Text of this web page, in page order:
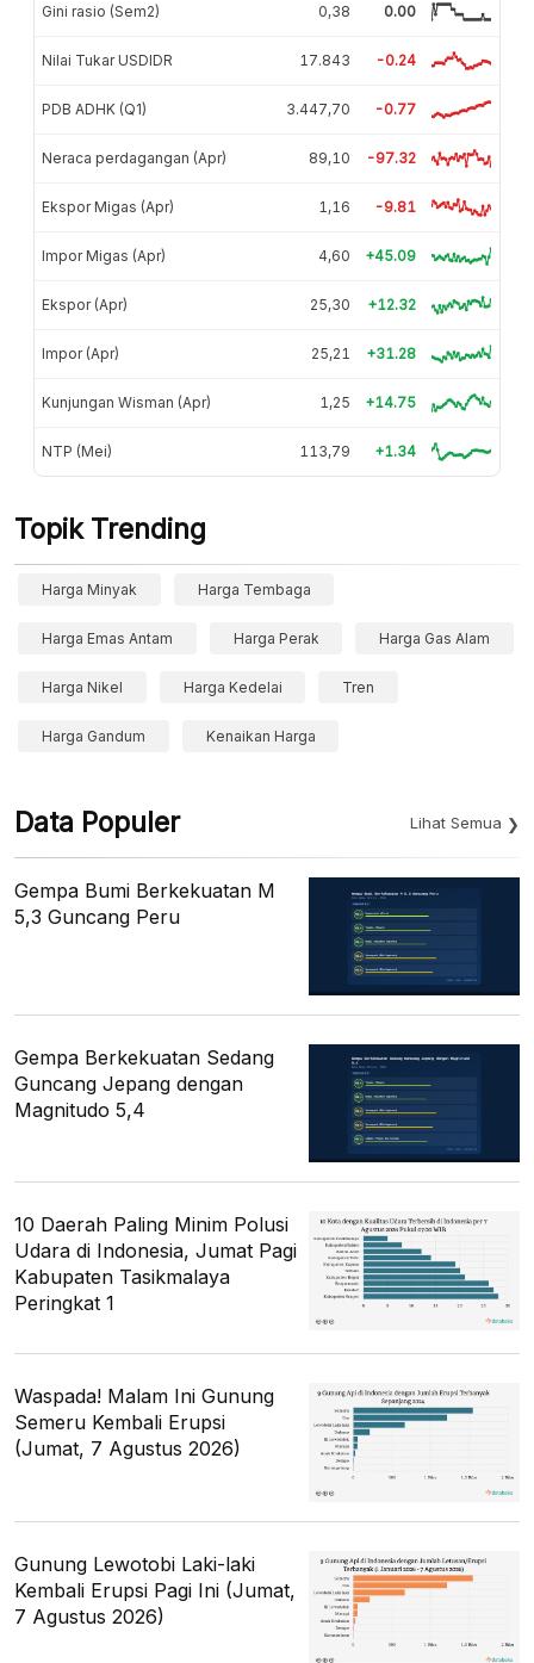
Gini rasio (Sem2) 0,38 0.00
Nilai Tukar USDIDR 17.843 -0.24
PDB ADHK (Q1) 3.447,70 -0.77
Neraca perdagangan (Apr) 89,10 -97.32
Ekspor Migas (Apr) 1,16 -9.81
Impor Migas (Apr) 4,60 +45.09
Ekspor (Apr) 25,30 +12.32
Impor (Apr) 25,21 +31.28
Kunjungan Wisman (Apr) 1,25 +14.75
NTP (Mei) 113,79 +1.34
Topik Trending
Harga Minyak Harga Tembaga
Harga Emas Antam Harga Perak Harga Gas Alam
Harga Nikel Harga Kedelai Tren
Harga Gandum Kenaikan Harga
Data Populer Lihat Semua
Gempa Bumi Berkekuatan M
5,3 Guncang Peru
Gempa Berkekuatan Sedang
Guncang Jepang dengan
Magnitudo 5,4
10 Daerah Paling Minim Polusi
Udara di Indonesia, Jumat Pagi
Kabupaten Tasikmalaya
Peringkat 1
Waspada! Malam Ini Gunung
Semeru Kembali Erupsi
(Jumat, 7 Agustus 2026)
Gunung Lewotobi Laki-laki
Kembali Erupsi Pagi Ini (Jumat,
7 Agustus 2026)